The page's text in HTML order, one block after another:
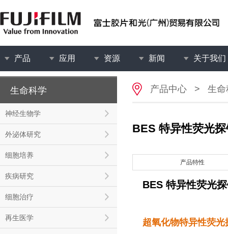
产品 应用 资源 新闻 关于我们
生命科学
神经生物学
外泌体研究
细胞培养
疾病研究
细胞治疗
再生医学
产品中心 > 生命
BES 特异性荧光
产品特性
BES 特异性荧光
超氧化物特异性荧